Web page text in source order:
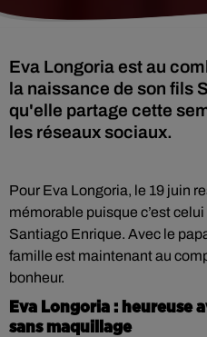
Eva Longoria est au
la naissance de son fils
qu'elle partage cette
les réseaux sociaux.
Pour Eva Longoria, le 19 juin
mémorable puisque c’est
Santiago Enrique. Avec le
famille est maintenant au
bonheur.
Eva Longoria : heureuse
sans maquillage